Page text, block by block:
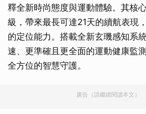
釋全新時尚態度與運動體驗。其核
級，帶來最長可達21天的續航表現
的定位能力。搭載全新玄璣感知系
速、更準確且更全面的運動健康監
全方位的智慧守護。
廣告（請繼續閱讀本文）